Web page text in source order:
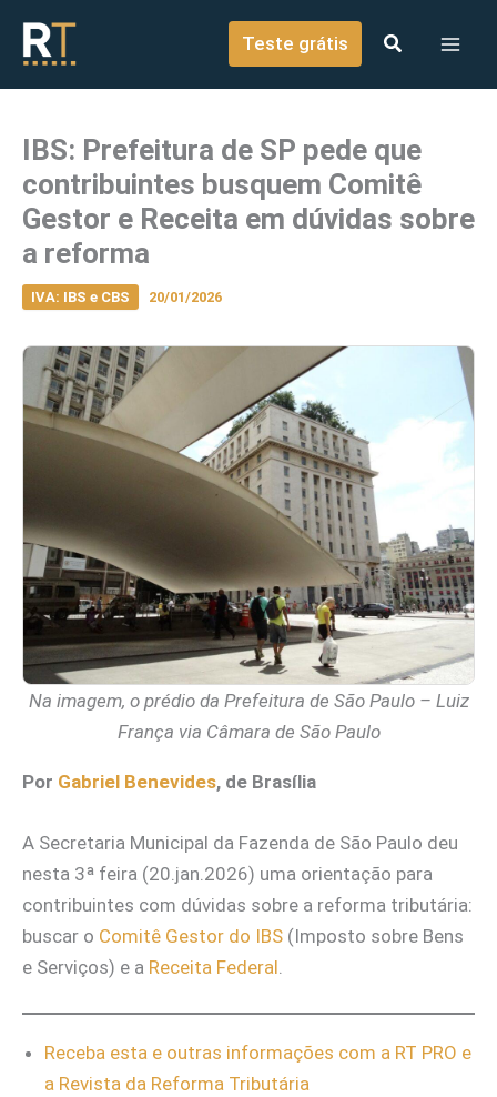
conteúdo
Teste grátis
IBS: Prefeitura de SP pede que
contribuintes busquem Comitê
Gestor e Receita em dúvidas sobre
a reforma
IVA: IBS e CBS 20/01/2026
Na imagem, o prédio da Prefeitura de São Paulo – Luiz
França via Câmara de São Paulo
Por Gabriel Benevides, de Brasília
A Secretaria Municipal da Fazenda de São Paulo deu
nesta 3ª feira (20.jan.2026) uma orientação para
contribuintes com dúvidas sobre a reforma tributária:
buscar o Comitê Gestor do IBS (Imposto sobre Bens
e Serviços) e a Receita Federal.
Receba esta e outras informações com a RT PRO e
a Revista da Reforma Tributária